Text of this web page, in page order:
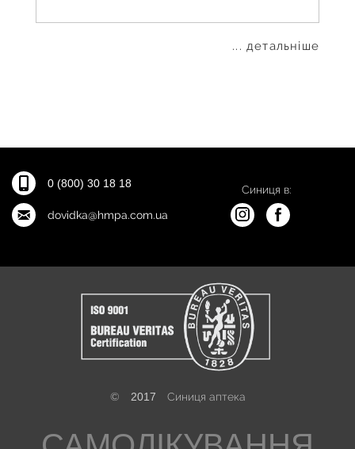
... детальніше
0 (800) 30 18 18
dovidka@hmpa.com.ua
Синиця в:
© 2017 Синиця аптека